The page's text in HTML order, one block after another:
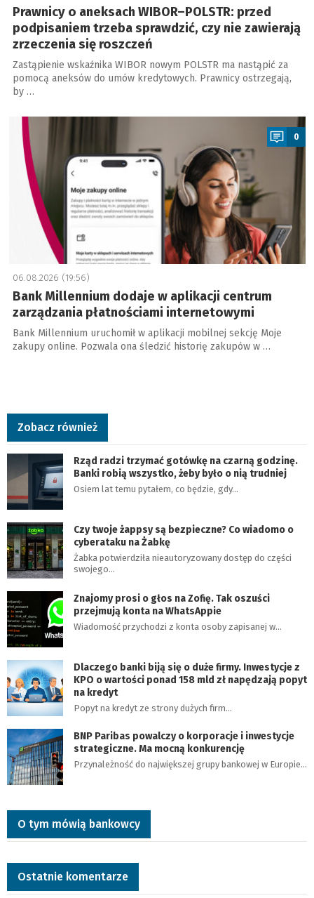
Prawnicy o aneksach WIBOR–POLSTR: przed
podpisaniem trzeba sprawdzić, czy nie zawierają
zrzeczenia się roszczeń
Zastąpienie wskaźnika WIBOR nowym POLSTR ma nastąpić za
pomocą aneksów do umów kredytowych. Prawnicy ostrzegają,
by …
0
06.08.2026 (19:56)
Bank Millennium dodaje w aplikacji centrum
zarządzania płatnościami internetowymi
Bank Millennium uruchomił w aplikacji mobilnej sekcję Moje
zakupy online. Pozwala ona śledzić historię zakupów w …
Zobacz również
Rząd radzi trzymać gotówkę na czarną godzinę.
Banki robią wszystko, żeby było o nią trudniej
Osiem lat temu pytałem, co będzie, gdy…
Czy twoje żappsy są bezpieczne? Co wiadomo o
cyberataku na Żabkę
Żabka potwierdziła nieautoryzowany dostęp do części
swojego…
Znajomy prosi o głos na Zofię. Tak oszuści
przejmują konta na WhatsAppie
Wiadomość przychodzi z konta osoby zapisanej w…
Dlaczego banki biją się o duże firmy. Inwestycje z
KPO o wartości ponad 158 mld zł napędzają popyt
na kredyt
Popyt na kredyt ze strony dużych firm…
BNP Paribas powalczy o korporacje i inwestycje
strategiczne. Ma mocną konkurencję
Przynależność do największej grupy bankowej w Europie…
O tym mówią bankowcy
Ostatnie komentarze